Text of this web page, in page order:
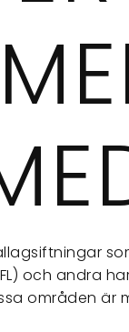
och andra
områden